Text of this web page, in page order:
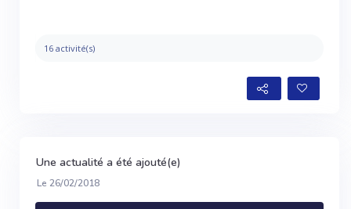
16 activité(s)
Une actualité a été ajouté(e)
Le 26/02/2018